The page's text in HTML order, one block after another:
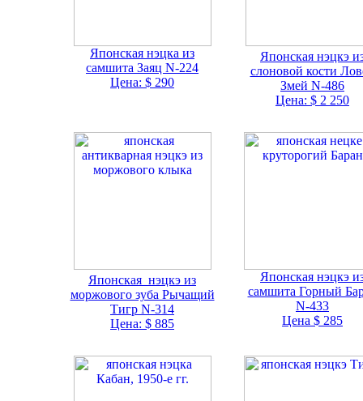
Японская нэцка из
самшита Заяц N-224
Цена: $ 290
Японская нэцкэ
слоновой кости
Змей N-486
Цена: $ 2 250
Японская нэцкэ из
моржового зуба Рычащий
Тигр N-314
Цена: $ 885
Японская нэцкэ
самшита Горный
N-433
Цена $ 285